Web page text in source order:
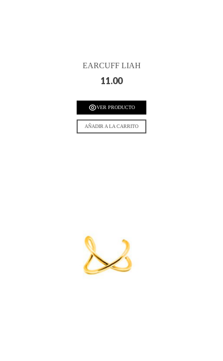
EARCUFF LIAH
11.00
VER PRODUCTO
AÑADIR A LA CARRITO